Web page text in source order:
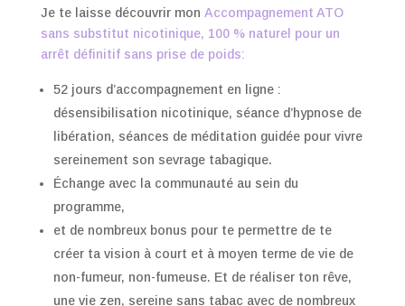
Je te laisse découvrir mon Accompagnement ATO
sans substitut nicotinique, 100 % naturel pour un
arrêt définitif sans prise de poids:
52 jours d’accompagnement en ligne :
désensibilisation nicotinique, séance d’hypnose de
libération, séances de méditation guidée pour vivre
sereinement son sevrage tabagique.
Échange avec la communauté au sein du
programme,
et de nombreux bonus pour te permettre de te
créer ta vision à court et à moyen terme de vie de
non-fumeur, non-fumeuse. Et de réaliser ton rêve,
une vie zen, sereine sans tabac avec de nombreux